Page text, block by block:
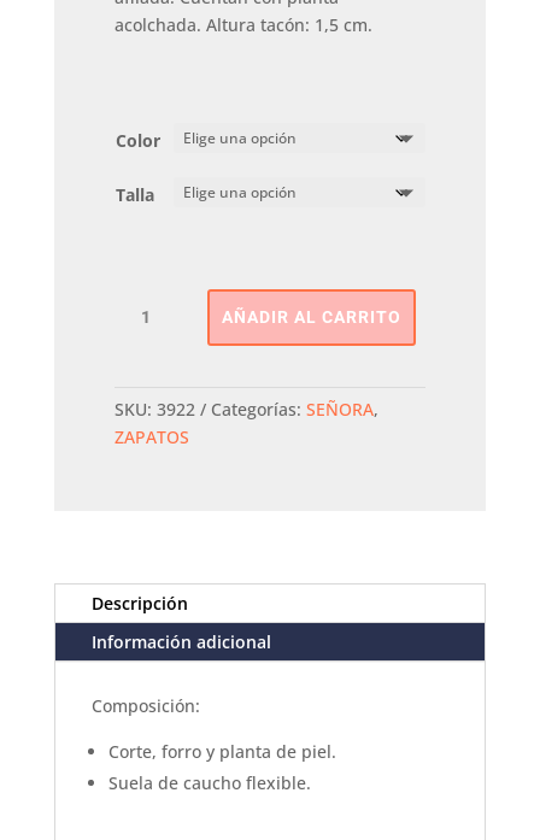
acolchada. Altura tacón: 1,5 cm.
Color
Talla
CALADA
AÑADIR AL CARRITO
SKU: 3922 Categorías: SEÑORA,
ZAPATOS
Descripción
Información adicional
Composición:
Corte, forro y planta de piel.
Suela de caucho flexible.